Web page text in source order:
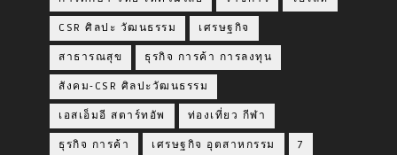
CSR ศิลปะ วัฒนธรรม เศรษฐกิจ
สาธารณสุข ธุรกิจ การค้า การลงทุน
สังคม-CSR ศิลปะวัฒนธรรม
เอสเอ็มอี สตาร์ทอัพ ท่องเที่ยว กีฬา
ธุรกิจ การค้า เศรษฐกิจ อุตสาหกรรม 7